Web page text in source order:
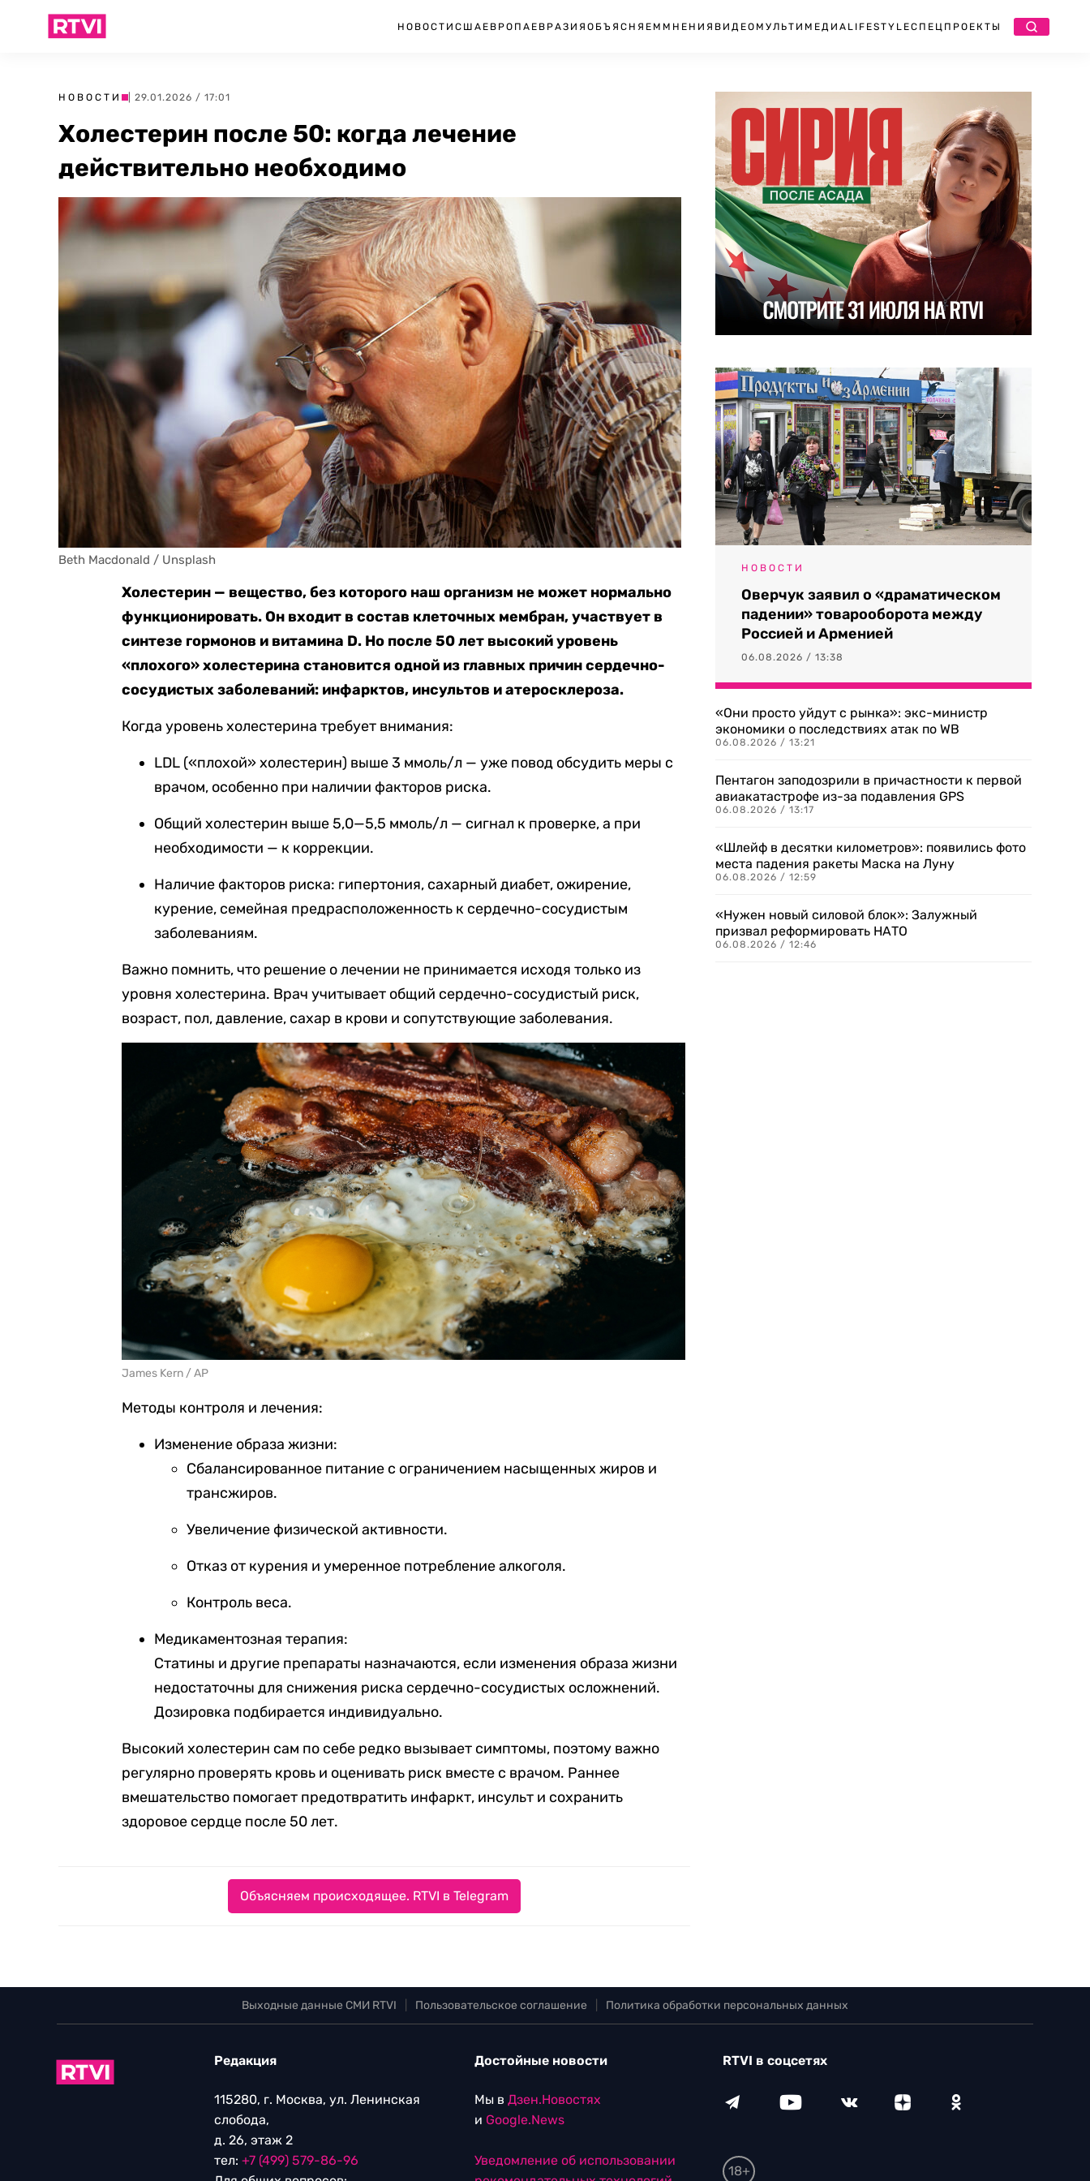
НОВОСТИ США ЕВРОПА ЕВРАЗИЯ ОБЪЯСНЯЕМ МНЕНИЯ ВИДЕО МУЛЬТИМЕДИА LIFESTYLEСПЕЦПРОЕКТЫ
НОВОСТИ | 29.01.2026 / 17:01
Холестерин после 50: когда лечение
действительно необходимо
Beth Macdonald / Unsplash
Холестерин — вещество, без которого наш организм не может нормально
функционировать. Он входит в состав клеточных мембран, участвует в
синтезе гормонов и витамина D. Но после 50 лет высокий уровень
«плохого» холестерина становится одной из главных причин сердечно-
сосудистых заболеваний: инфарктов, инсультов и атеросклероза.
Когда уровень холестерина требует внимания:
LDL («плохой» холестерин) выше 3 ммоль/л — уже повод обсудить меры с
врачом, особенно при наличии факторов риска.
Общий холестерин выше 5,0—5,5 ммоль/л — сигнал к проверке, а при
необходимости — к коррекции.
Наличие факторов риска: гипертония, сахарный диабет, ожирение,
курение, семейная предрасположенность к сердечно-сосудистым
заболеваниям.
Важно помнить, что решение о лечении не принимается исходя только из
уровня холестерина. Врач учитывает общий сердечно-сосудистый риск,
возраст, пол, давление, сахар в крови и сопутствующие заболевания.
James Kern / AP
Методы контроля и лечения:
Изменение образа жизни:
Сбалансированное питание с ограничением насыщенных жиров и
трансжиров.
Увеличение физической активности.
Отказ от курения и умеренное потребление алкоголя.
Контроль веса.
Медикаментозная терапия:
Статины и другие препараты назначаются, если изменения образа жизни
недостаточны для снижения риска сердечно-сосудистых осложнений.
Дозировка подбирается индивидуально.
Высокий холестерин сам по себе редко вызывает симптомы, поэтому важно
регулярно проверять кровь и оценивать риск вместе с врачом. Раннее
вмешательство помогает предотвратить инфаркт, инсульт и сохранить
здоровое сердце после 50 лет.
Объясняем происходящее. RTVI в Telegram
НОВОСТИ
Оверчук заявил о «драматическом
падении» товарооборота между
Россией и Арменией
06.08.2026 / 13:38
«Они просто уйдут с рынка»: экс-министр
экономики о последствиях атак по WB
06.08.2026 / 13:21
Пентагон заподозрили в причастности к первой
авиакатастрофе из-за подавления GPS
06.08.2026 / 13:17
«Шлейф в десятки километров»: появились фото
места падения ракеты Маска на Луну
06.08.2026 / 12:59
«Нужен новый силовой блок»: Залужный
призвал реформировать НАТО
06.08.2026 / 12:46
Выходные данные СМИ RTVI Пользовательское соглашение Политика обработки персональных данных
Редакция
115280, г. Москва, ул. Ленинская
слобода,
д. 26, этаж 2
тел: +7 (499) 579-86-96
Достойные новости
Мы в Дзен.Новостях
и Google.News
Уведомление об использовании
RTVI в соцсетях
18+